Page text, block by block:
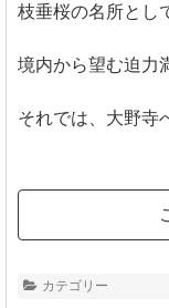
枝垂桜の名所とし
境内から望む迫力
それでは、大野寺
カテゴリー